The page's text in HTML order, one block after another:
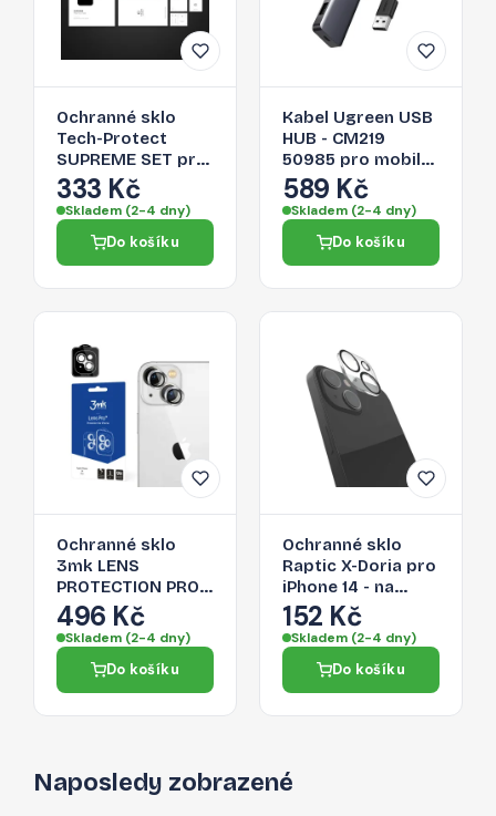
Ochranné sklo
Tech-Protect
SUPREME SET pro
iPhone 14 - čiré
333 Kč
Skladem (2-4 dny)
Do košíku
Kabel Ugreen USB
HUB - CM219
50985 pro mobilní
zařízení - šedá
589 Kč
Skladem (2-4 dny)
Do košíku
Ochranné sklo
3mk LENS
PROTECTION PRO
pro iPhone 14 -
stříbrná
496 Kč
Skladem (2-4 dny)
Do košíku
Ochranné sklo
Raptic X-Doria pro
iPhone 14 - na
zadní fotoaparát
(2x)
152 Kč
Skladem (2-4 dny)
Do košíku
Naposledy zobrazené